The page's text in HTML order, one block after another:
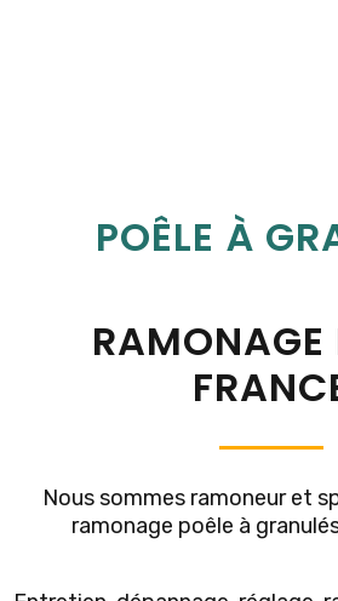
POÊLE À
RAMONAGE
Nous sommes ramoneur et
ramonage poêle à